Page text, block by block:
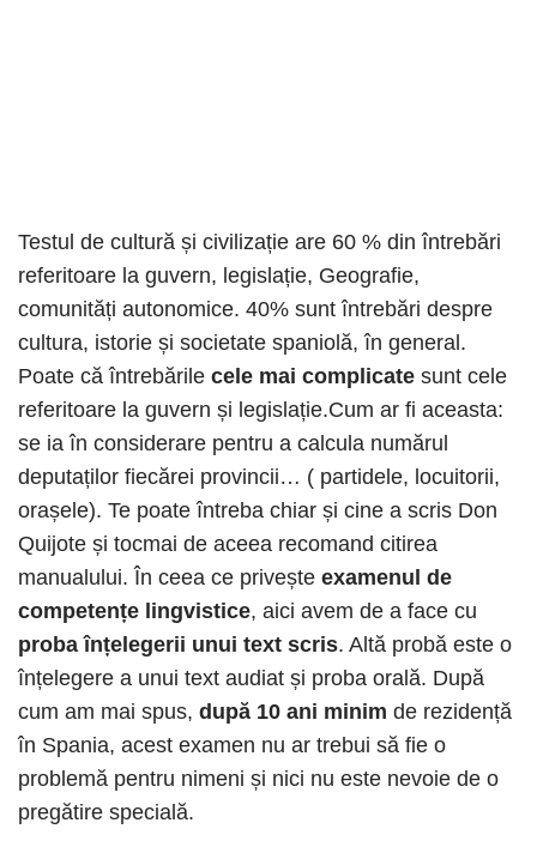
Testul de cultură și civilizație are 60 % din întrebări
referitoare la guvern, legislație, Geografie,
comunități autonomice. 40% sunt întrebări despre
cultura, istorie și societate spaniolă, în general.
Poate că întrebările cele mai complicate sunt cele
referitoare la guvern și legislație.Cum ar fi aceasta:
se ia în considerare pentru a calcula numărul
deputaților fiecărei provincii… ( partidele, locuitorii,
orașele). Te poate întreba chiar și cine a scris Don
Quijote și tocmai de aceea recomand citirea
manualului. În ceea ce privește examenul de
competențe lingvistice, aici avem de a face cu
proba înțelegerii unui text scris. Altă probă este o
înțelegere a unui text audiat și proba orală. După
cum am mai spus, după 10 ani minim de rezidență
în Spania, acest examen nu ar trebui să fie o
problemă pentru nimeni și nici nu este nevoie de o
pregătire specială.